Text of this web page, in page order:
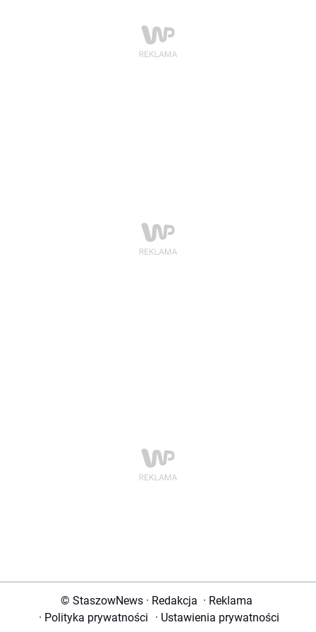
© StaszowNews · Redakcja · Reklama
· Polityka prywatności · Ustawienia prywatności